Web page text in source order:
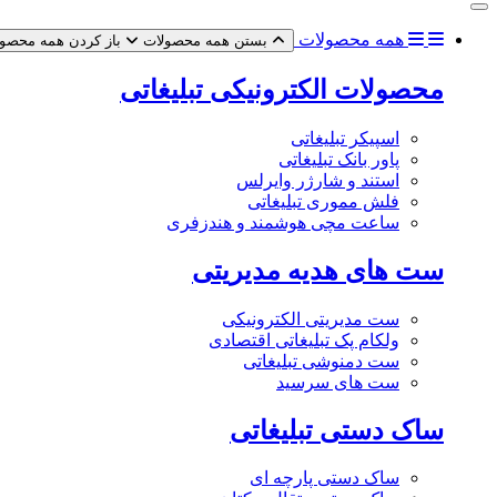
همه محصولات بستن همه محصولات باز کردن همه
محصولات الکترونیکی تبلیغاتی
اسپیکر تبلیغاتی
پاور بانک تبلیغاتی
استند و شارژر وایرلس
فلش مموری تبلیغاتی
ساعت مچی هوشمند و هندزفری
ست های هدیه مدیریتی
ست مدیریتی الکترونیکی
ولکام پک تبلیغاتی اقتصادی
ست دمنوشی تبلیغاتی
ست های سرسید
ساک دستی تبلیغاتی
ساک دستی پارچه ای